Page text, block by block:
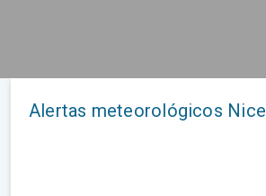
Alertas meteorológicos Nice